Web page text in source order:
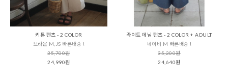
키튼 팬츠 - 2 COLOR
브라운 M,JS 빠른배송 !
35,700원
24,990원
라이트 데님 팬츠 - 2 COLOR + ADULT
네이비 M 빠른배송 !
35,200원
24,640원